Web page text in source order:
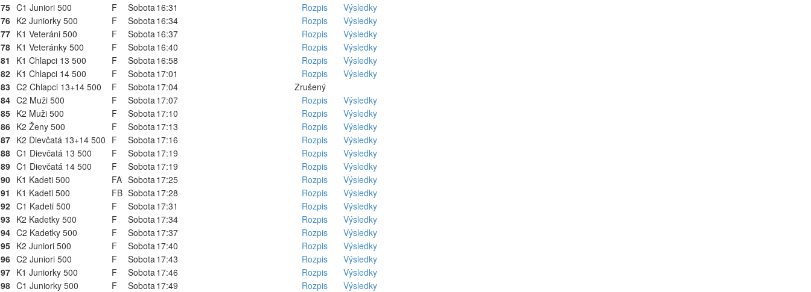
75 C1 Juniori 500 F Sobota16:31 Rozpis
Výsledky
76 K2 Juniorky 500 F Sobota16:34 Rozpis
Výsledky
77 K1 Veteráni 500 F Sobota16:37 Rozpis
Výsledky
78 K1 Veteránky 500 F Sobota16:40 Rozpis
Výsledky
81
K1 Chlapci 13 500 F Sobota16:58 Rozpis
Výsledky
82 K1 Chlapci 14 500 F Sobota17:01 Rozpis
Výsledky
83 C2 Chlapci 13+14 500 F Sobota17:04
Zrušený
84 C2 Muži 500 F Sobota17:07 Rozpis
Výsledky
85 K2 Muži 500 F Sobota17:10 Rozpis
Výsledky
86 K2 Ženy 500 F Sobota17:13 Rozpis
Výsledky
87 K2 Dievčatá 13+14 500 F Sobota17:16 Rozpis
Výsledky
88 C1 Dievčatá 13 500 F Sobota17:19 Rozpis
Výsledky
89 C1 Dievčatá 14 500 F Sobota17:19 Rozpis
Výsledky
90 K1 Kadeti 500 FA Sobota17:25 Rozpis
Výsledky
91
K1 Kadeti 500 FB Sobota17:28 Rozpis
Výsledky
92 C1 Kadeti 500 F Sobota17:31 Rozpis
Výsledky
93 K2 Kadetky 500 F Sobota17:34 Rozpis
Výsledky
94 C2 Kadetky 500 F Sobota17:37 Rozpis
Výsledky
95 K2 Juniori 500 F Sobota17:40 Rozpis
Výsledky
96 C2 Juniori 500 F Sobota17:43 Rozpis
Výsledky
97 K1 Juniorky 500 F Sobota17:46 Rozpis
Výsledky
98 C1 Juniorky 500 F Sobota17:49 Rozpis
Výsledky